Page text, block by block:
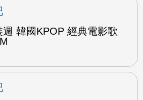
週 韓國KPOP 經典電影歌